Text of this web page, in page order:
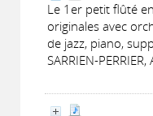
Le 1er petit flûté
originales avec
de jazz, piano,
SARRIEN-